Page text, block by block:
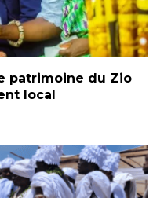
patrimoine du Zio
local